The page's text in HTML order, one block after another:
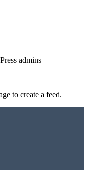
admins
to create a feed.